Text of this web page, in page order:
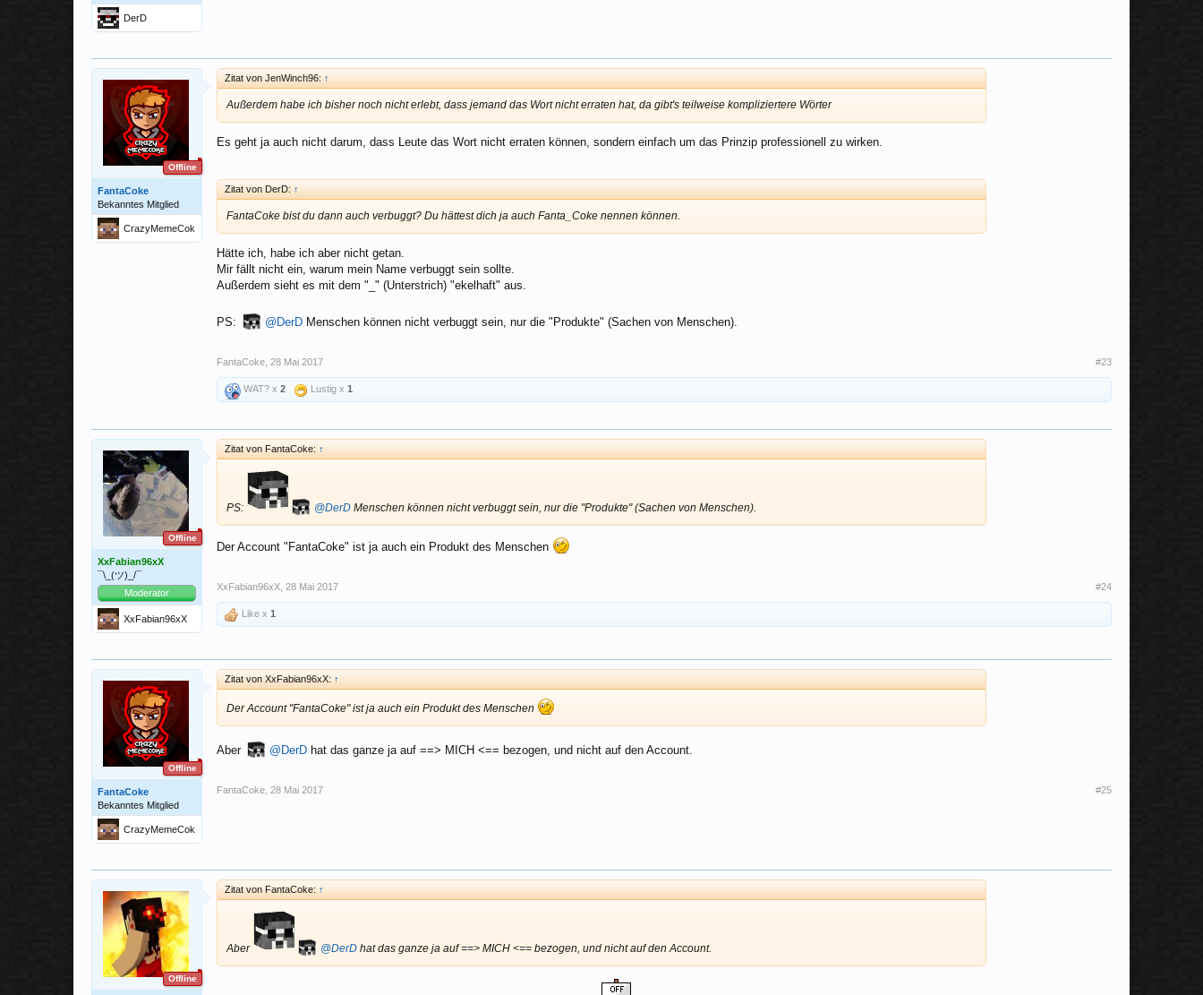
DerD
Offline
FantaCoke
Bekanntes Mitglied
CrazyMemeCok
e
Zitat von JenWinch96: ↑
Außerdem habe ich bisher noch nicht erlebt, dass jemand das Wort nicht erraten hat, da gibt's teilweise kompliziertere Wörter
Es geht ja auch nicht darum, dass Leute das Wort nicht erraten können, sondern einfach um das Prinzip professionell zu wirken.
Zitat von DerD: ↑
FantaCoke bist du dann auch verbuggt? Du hättest dich ja auch Fanta_Coke nennen können.
Hätte ich, habe ich aber nicht getan.
Mir fällt nicht ein, warum mein Name verbuggt sein sollte.
Außerdem sieht es mit dem "_" (Unterstrich) "ekelhaft" aus.
PS: @DerD Menschen können nicht verbuggt sein, nur die "Produkte" (Sachen von Menschen).
FantaCoke 28 Mai 2017 #23
WAT? x 2 Lustig x 1
Offline
XxFabian96xX
¯\_(ツ)_/¯
Moderator
XxFabian96xX
Zitat von FantaCoke: ↑
PS: @DerD Menschen können nicht verbuggt sein, nur die "Produkte" (Sachen von Menschen).
Click to expand...
Der Account "FantaCoke" ist ja auch ein Produkt des Menschen
XxFabian96xX 28 Mai 2017 #24
Like x 1
Offline
FantaCoke
Bekanntes Mitglied
CrazyMemeCok
e
Zitat von XxFabian96xX: ↑
Der Account "FantaCoke" ist ja auch ein Produkt des Menschen
Aber @DerD hat das ganze ja auf ==> MICH <== bezogen, und nicht auf den Account.
FantaCoke 28 Mai 2017 #25
Offline
Zitat von FantaCoke: ↑
Aber @DerD hat das ganze ja auf ==> MICH <== bezogen, und nicht auf den Account.